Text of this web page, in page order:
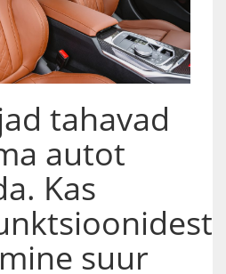
tahavad
autot
Kas
suur